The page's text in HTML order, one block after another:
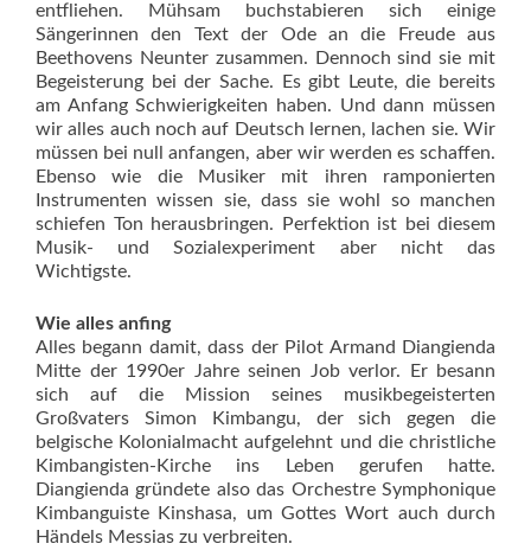
entfliehen. Mühsam buchstabieren sich einige
Sängerinnen den Text der Ode an die Freude aus
Beethovens Neunter zusammen. Dennoch sind sie mit
Begeisterung bei der Sache. Es gibt Leute, die bereits
am Anfang Schwierigkeiten haben. Und dann müssen
wir alles auch noch auf Deutsch lernen, lachen sie. Wir
müssen bei null anfangen, aber wir werden es schaffen.
Ebenso wie die Musiker mit ihren ramponierten
Instrumenten wissen sie, dass sie wohl so manchen
schiefen Ton herausbringen. Perfektion ist bei diesem
Musik- und Sozialexperiment aber nicht das
Wichtigste.
Wie alles anfing
Alles begann damit, dass der Pilot Armand Diangienda
Mitte der 1990er Jahre seinen Job verlor. Er besann
sich auf die Mission seines musikbegeisterten
Großvaters Simon Kimbangu, der sich gegen die
belgische Kolonialmacht aufgelehnt und die christliche
Kimbangisten-Kirche ins Leben gerufen hatte.
Diangienda gründete also das Orchestre Symphonique
Kimbanguiste Kinshasa, um Gottes Wort auch durch
Händels Messias zu verbreiten.